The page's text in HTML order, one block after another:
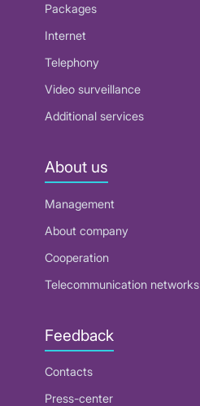
Packages
Internet
Telephony
Video surveillance
Additional services
About us
Management
About company
Cooperation
Telecommunication networks
Feedback
Contacts
Press-center